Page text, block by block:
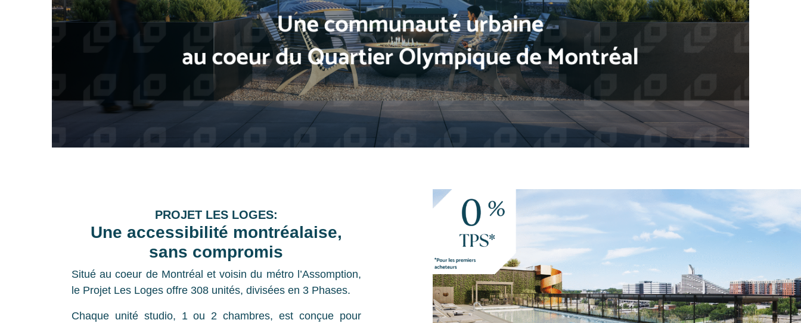
PROJET LES LOGES:
Une accessibilité montréalaise,
sans compromis
Situé au coeur de Montréal et voisin du métro l’Assomption,
le Projet Les Loges offre 308 unités, divisées en 3 Phases.
Chaque unité studio, 1 ou 2 chambres, est conçue pour